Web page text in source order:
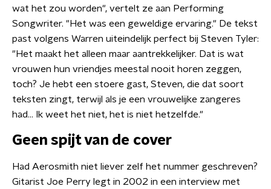
wat het zou worden", vertelt ze aan Performing
Songwriter. "Het was een geweldige ervaring." De tekst
past volgens Warren uiteindelijk perfect bij Steven Tyler:
"Het maakt het alleen maar aantrekkelijker. Dat is wat
vrouwen hun vriendjes meestal nooit horen zeggen,
toch? Je hebt een stoere gast, Steven, die dat soort
teksten zingt, terwijl als je een vrouwelijke zangeres
had... Ik weet het niet, het is niet hetzelfde."
Geen spijt van de cover
Had Aerosmith niet liever zelf het nummer geschreven?
Gitarist Joe Perry legt in 2002 in een interview met